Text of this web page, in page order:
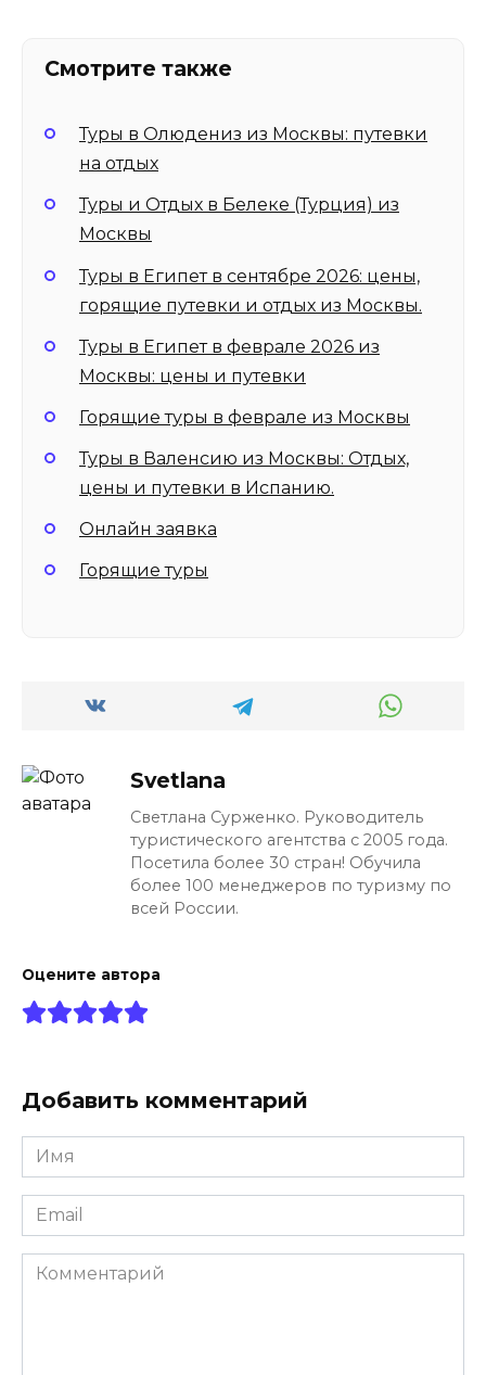
Смотрите также
Туры в Олюдениз из Москвы: путевки
на отдых
Туры и Отдых в Белеке (Турция) из
Москвы
Туры в Египет в сентябре 2026: цены,
горящие путевки и отдых из Москвы.
Туры в Египет в феврале 2026 из
Москвы: цены и путевки
Горящие туры в феврале из Москвы
Туры в Валенсию из Москвы: Отдых,
цены и путевки в Испанию.
Онлайн заявка
Горящие туры
Svetlana
Светлана Сурженко. Руководитель
туристического агентства с 2005 года.
Посетила более 30 стран! Обучила
более 100 менеджеров по туризму по
всей России.
Оцените автора
Добавить комментарий
Имя
*
Email
*
Комментарий